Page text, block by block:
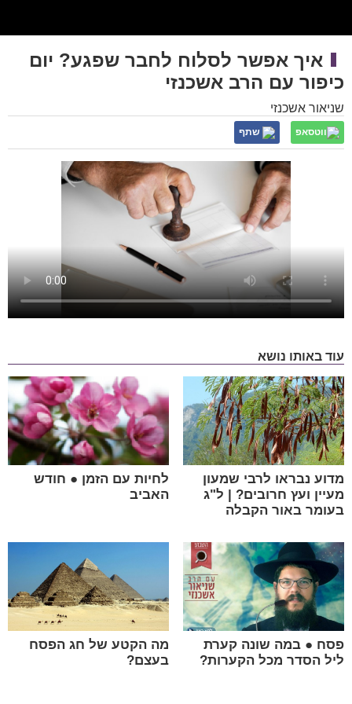
איך אפשר לסלוח לחבר שפגע? יום
כיפור עם הרב אשכנזי
שניאור אשכנזי
ווטסאפ שתף
עוד באותו נושא
מדוע נבראו לרבי שמעון
מעיין ועץ חרובים? | ל"ג
בעומר באור הקבלה
לחיות עם הזמן ● חודש
האביב
פסח ● במה שונה קערת
ליל הסדר מכל הקערות?
מה הקטע של חג הפסח
בעצם?